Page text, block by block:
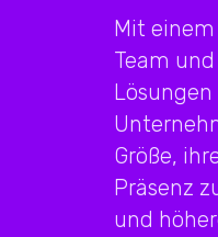
Mit
Team
Größe,
Präsenz
und